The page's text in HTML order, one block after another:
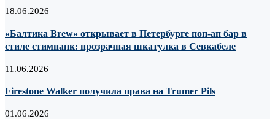
18.06.2026
«Балтика Brew» открывает в Петербурге поп-ап бар в
стиле стимпанк: прозрачная шкатулка в Севкабеле
11.06.2026
Firestone Walker получила права на Trumer Pils
01.06.2026